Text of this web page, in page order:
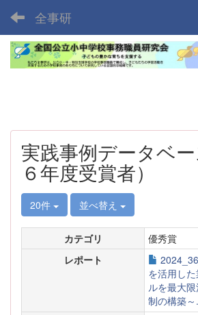
全事研
実践事例データベ
６年度受賞者）
20件 並べ替え
カテゴリ
優秀賞
レポート
を活用し
ルを最大
制の構築